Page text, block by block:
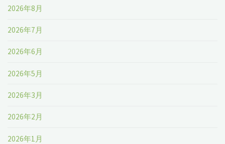
2026年8月
2026年7月
2026年6月
2026年5月
2026年3月
2026年2月
2026年1月